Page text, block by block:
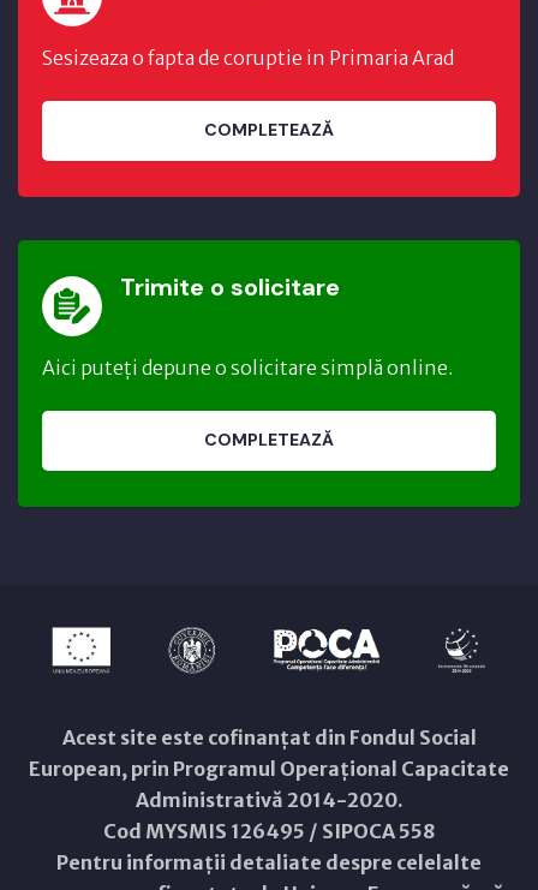
Sesizeaza o fapta de coruptie in Primaria Arad
COMPLETEAZĂ
Trimite o solicitare
Aici puteți depune o solicitare simplă online.
COMPLETEAZĂ
Acest site este cofinanțat din Fondul Social
European, prin Programul Operațional Capacitate
Administrativă 2014-2020.
Cod MYSMIS 126495 / SIPOCA 558
Pentru informații detaliate despre celelalte